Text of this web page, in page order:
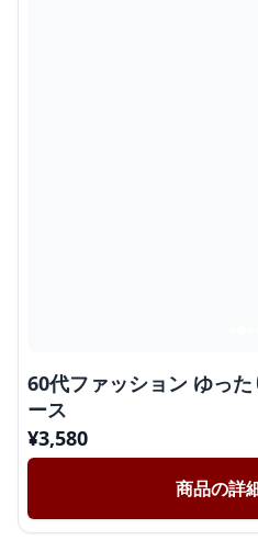
60代ファッション ゆっ
ース
¥3,580
商品の詳